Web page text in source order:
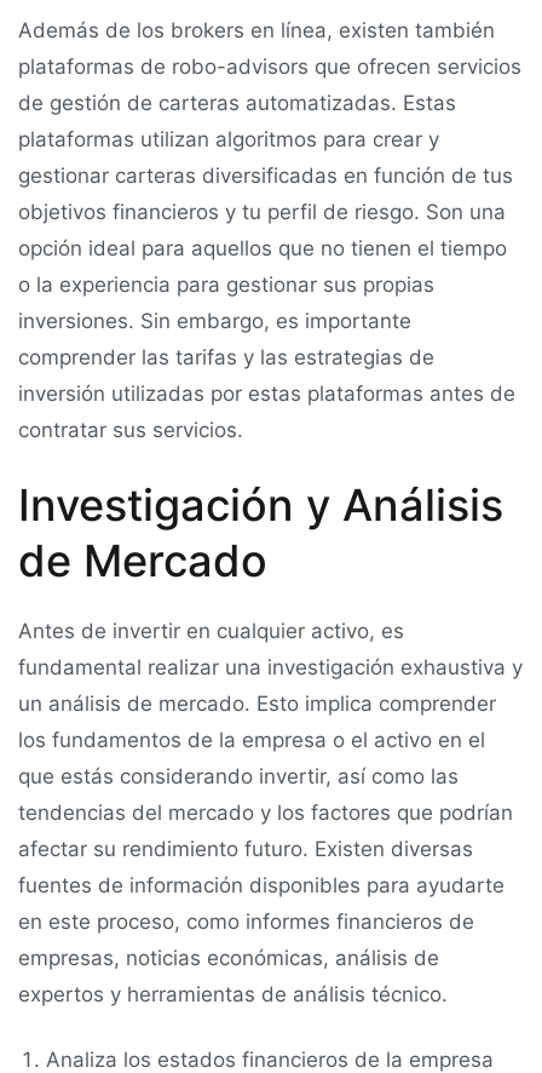
Además de los brokers en línea, existen también
plataformas de robo-advisors que ofrecen servicios
de gestión de carteras automatizadas. Estas
plataformas utilizan algoritmos para crear y
gestionar carteras diversificadas en función de tus
objetivos financieros y tu perfil de riesgo. Son una
opción ideal para aquellos que no tienen el tiempo
o la experiencia para gestionar sus propias
inversiones. Sin embargo, es importante
comprender las tarifas y las estrategias de
inversión utilizadas por estas plataformas antes de
contratar sus servicios.
Investigación y Análisis
de Mercado
Antes de invertir en cualquier activo, es
fundamental realizar una investigación exhaustiva y
un análisis de mercado. Esto implica comprender
los fundamentos de la empresa o el activo en el
que estás considerando invertir, así como las
tendencias del mercado y los factores que podrían
afectar su rendimiento futuro. Existen diversas
fuentes de información disponibles para ayudarte
en este proceso, como informes financieros de
empresas, noticias económicas, análisis de
expertos y herramientas de análisis técnico.
Analiza los estados financieros de la empresa